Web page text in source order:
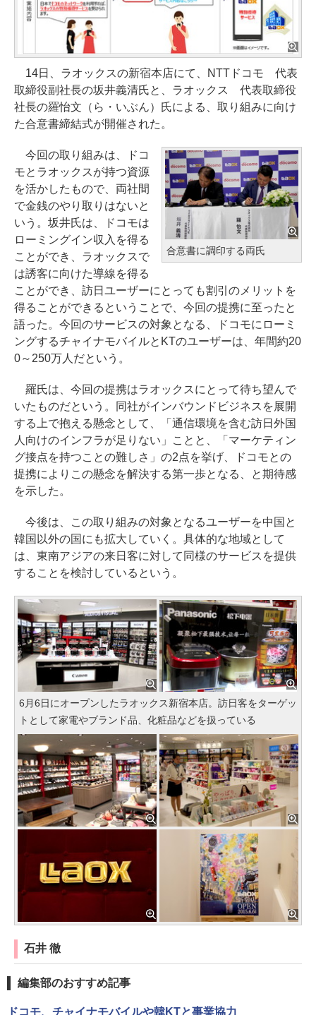
14日、ラオックスの新宿本店にて、NTTドコモ 代表
取締役副社長の坂井義清氏と、ラオックス 代表取締役
社長の羅怡文（ら・いぶん）氏による、取り組みに向け
た合意書締結式が開催された。
合意書に調印する両氏
今回の取り組みは、ドコ
モとラオックスが持つ資源
を活かしたもので、両社間
で金銭のやり取りはないと
いう。坂井氏は、ドコモは
ローミングイン収入を得る
ことができ、ラオックスで
は誘客に向けた導線を得る
ことができ、訪日ユーザーにとっても割引のメリットを
得ることができるということで、今回の提携に至ったと
語った。今回のサービスの対象となる、ドコモにローミ
ングするチャイナモバイルとKTのユーザーは、年間約20
0～250万人だという。
羅氏は、今回の提携はラオックスにとって待ち望んで
いたものだという。同社がインバウンドビジネスを展開
する上で抱える懸念として、「通信環境を含む訪日外国
人向けのインフラが足りない」ことと、「マーケティン
グ接点を持つことの難しさ」の2点を挙げ、ドコモとの
提携によりこの懸念を解決する第一歩となる、と期待感
を示した。
今後は、この取り組みの対象となるユーザーを中国と
韓国以外の国にも拡大していく。具体的な地域として
は、東南アジアの来日客に対して同様のサービスを提供
することを検討しているという。
6月6日にオープンしたラオックス新宿本店。訪日客をターゲッ
トとして家電やブランド品、化粧品などを扱っている
石井 徹
編集部のおすすめ記事
ドコモ、チャイナモバイルや韓KTと事業協力